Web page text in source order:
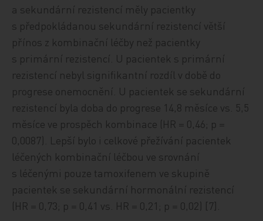
a sekundární rezistencí měly pacientky
s předpokládanou sekundární rezistencí větší
přínos z kombinační léčby než pacientky
s primární rezistencí. U pacientek s primární
rezistencí nebyl signifikantní rozdíl v době do
progrese onemocnění. U pacientek se sekundární
rezistencí byla doba do progrese 14,8 měsíce vs. 5,5
měsíce ve prospěch kombinace (HR = 0,46; p =
0,0087). Lepší bylo i celkové přežívání pacientek
léčených kombinační léčbou ve srovnání
s léčenými pouze tamoxifenem ve skupině
pacientek se sekundární hormonální rezistencí
(HR = 0,73; p = 0,41 vs. HR = 0,21; p = 0,02) [7].